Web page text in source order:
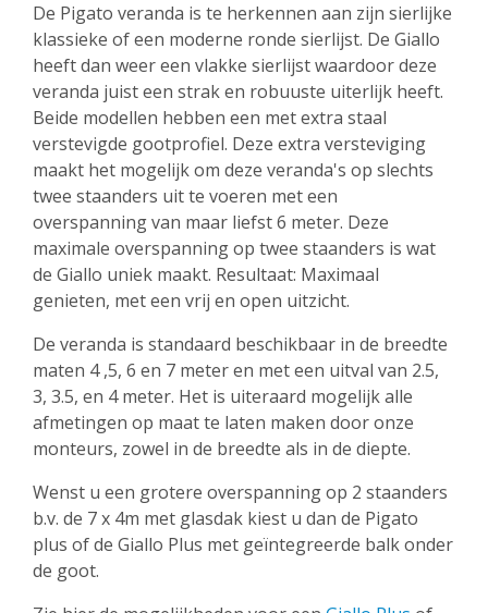
De Pigato veranda is te herkennen aan zijn sierlijke
klassieke of een moderne ronde sierlijst. De Giallo
heeft dan weer een vlakke sierlijst waardoor deze
veranda juist een strak en robuuste uiterlijk heeft.
Beide modellen hebben een met extra staal
verstevigde gootprofiel. Deze extra versteviging
maakt het mogelijk om deze veranda's op slechts
twee staanders uit te voeren met een
overspanning van maar liefst 6 meter. Deze
maximale overspanning op twee staanders is wat
de Giallo uniek maakt. Resultaat: Maximaal
genieten, met een vrij en open uitzicht.
De veranda is standaard beschikbaar in de breedte
maten 4 ,5, 6 en 7 meter en met een uitval van 2.5,
3, 3.5, en 4 meter. Het is uiteraard mogelijk alle
afmetingen op maat te laten maken door onze
monteurs, zowel in de breedte als in de diepte.
Wenst u een grotere overspanning op 2 staanders
b.v. de 7 x 4m met glasdak kiest u dan de Pigato
plus of de Giallo Plus met geïntegreerde balk onder
de goot.